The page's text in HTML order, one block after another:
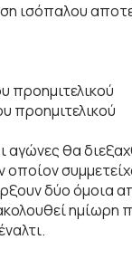
ισόπαλου
προημιτελικού
προημιτελικού
αγώνες θα
οποίον
δύο όμοια
ημίωρη